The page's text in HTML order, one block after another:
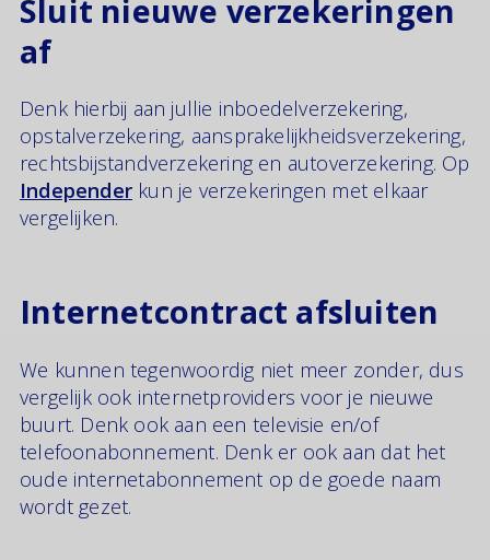
Sluit nieuwe verzekeringen
af
Denk hierbij aan jullie inboedelverzekering,
opstalverzekering, aansprakelijkheidsverzekering,
rechtsbijstandverzekering en autoverzekering. Op
Independer kun je verzekeringen met elkaar
vergelijken.
Internetcontract afsluiten
We kunnen tegenwoordig niet meer zonder, dus
vergelijk ook internetproviders voor je nieuwe
buurt. Denk ook aan een televisie en/of
telefoonabonnement. Denk er ook aan dat het
oude internetabonnement op de goede naam
wordt gezet.